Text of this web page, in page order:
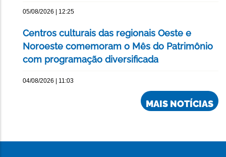
05/08/2026 | 12:25
Centros culturais das regionais Oeste e
Noroeste comemoram o Mês do Patrimônio
com programação diversificada
04/08/2026 | 11:03
MAIS NOTÍCIAS